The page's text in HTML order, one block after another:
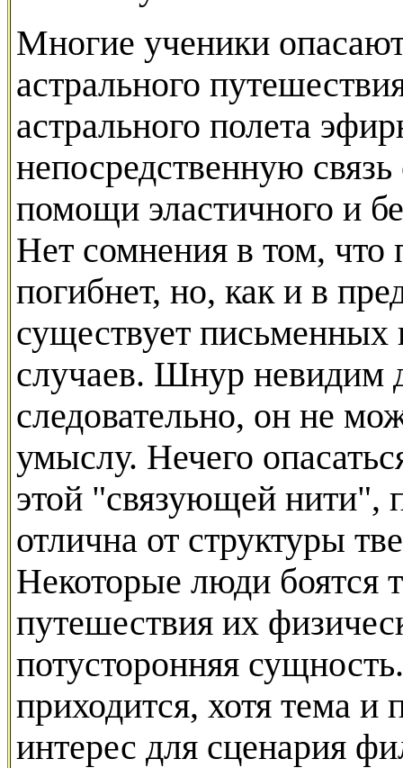
Многие ученики
астрального
астрального полета
непосредственную
помощи эластичного и
Нет сомнения в том,
погибнет, но, как и в
существует
случаев. Шнур невидим
следовательно, он не
умыслу. Нечего
этой "связующей нити",
отлична от структуры
Некоторые люди боятся
путешествия их
потусторонняя
приходится, хотя тема и
интерес для сценария